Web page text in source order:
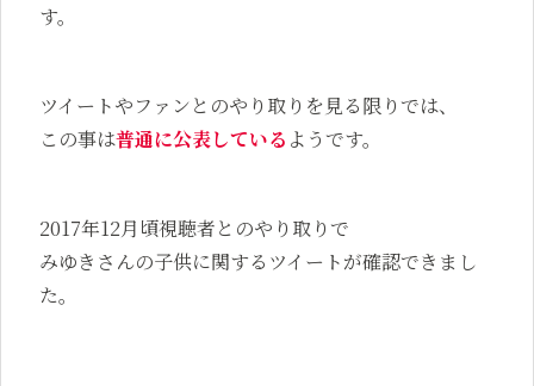
す。
ツイートやファンとのやり取りを見る限りでは、
この事は普通に公表している ようです。
2017年12月頃視聴者とのやり取りで
みゆきさんの子供に関するツイートが確認できまし
た。